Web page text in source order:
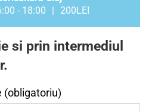
- 18:00 200LEI
si prin intermediul
(obligatoriu)